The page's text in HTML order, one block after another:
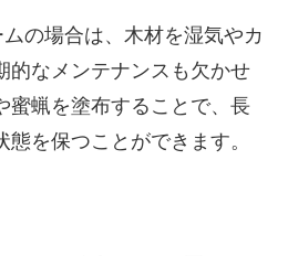
の場合は、木材を湿気やカ
的なメンテナンスも欠かせ
蜜蝋を塗布することで、長
を保つことができます。